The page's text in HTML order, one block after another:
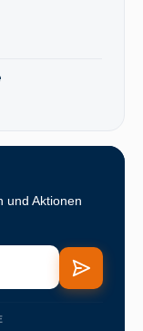
und Aktionen